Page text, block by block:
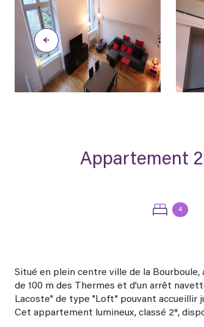
4
Situé en plein centre ville de la Bourboule,
de 100 m des Thermes et d'un arrêt
Lacoste" de type "Loft" pouvant accueillir
Cet appartement lumineux, classé 2*,